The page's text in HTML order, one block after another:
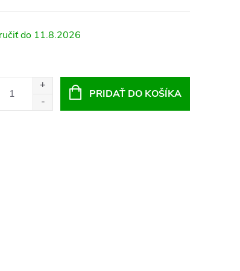
11.8.2026
PRIDAŤ DO KOŠÍKA